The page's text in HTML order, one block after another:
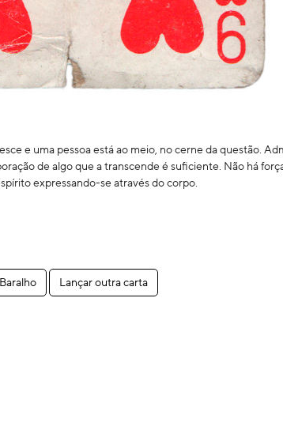
e uma pessoa está ao meio, no cerne da questão.
de algo que a transcende é suficiente. Não há
expressando-se através do corpo.
Baralho Lançar outra carta